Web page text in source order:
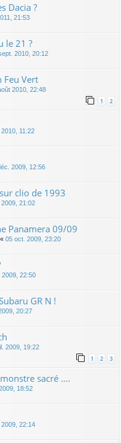
Dacia ?
21:53
le 21 ?
2010, 20:12
Feu Vert
2010, 22:48
1 2
11:22
2009, 12:56
clio de 1993
21:02
Panamera 09/09
« 05 oct. 2009, 23:20
2009, 22:50
GR N !
20:27
2009, 19:22
1 2 3
sacré ....
18:52
22:14